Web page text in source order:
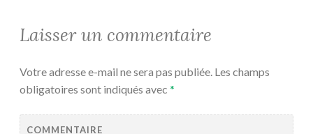
Laisser un commentaire
Votre adresse e-mail ne sera pas publiée. Les champs
obligatoires sont indiqués avec *
COMMENTAIRE